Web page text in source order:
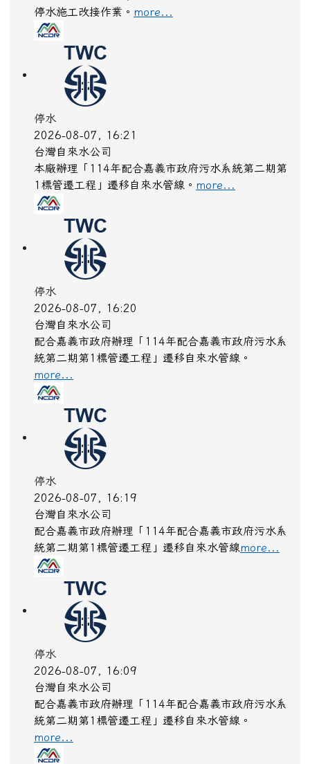
停水施工改接作業。 more...
停水
2026-08-07, 16:21
台灣自來水公司
本廠辦理「114年配合嘉義市政府污水系統第二期第
1標管遷工程」遷移自來水管線。 more...
停水
2026-08-07, 16:20
台灣自來水公司
配合嘉義市政府辦理「114年配合嘉義市政府污水系
統第二期第1標管遷工程」遷移自來水管線。
more...
停水
2026-08-07, 16:19
台灣自來水公司
配合嘉義市政府辦理「114年配合嘉義市政府污水系
統第二期第1標管遷工程」遷移自來水管線more...
停水
2026-08-07, 16:09
台灣自來水公司
配合嘉義市政府辦理「114年配合嘉義市政府污水系
統第二期第1標管遷工程」遷移自來水管線。
more...